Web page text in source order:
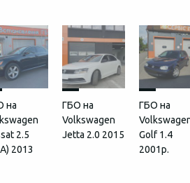
на
2.5
2013
ГБО на
Volkswagen
Jetta 2.0 2015
ГБО на
Golf 1.4
2001р.